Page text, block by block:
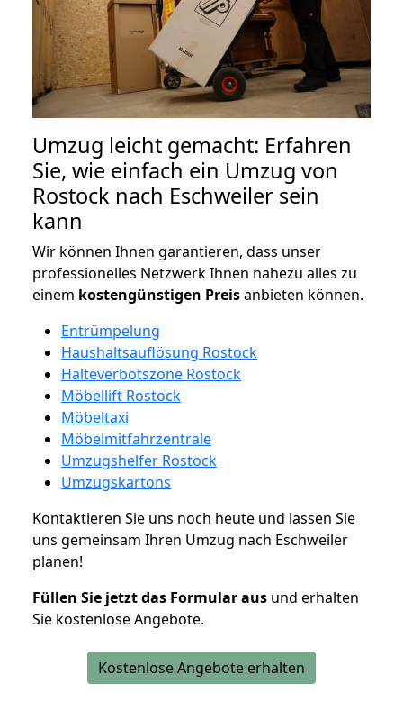
Umzug leicht gemacht: Erfahren
Sie, wie einfach ein Umzug von
Rostock nach Eschweiler sein
kann
Wir können Ihnen garantieren, dass unser
professionelles Netzwerk Ihnen nahezu alles zu
einem kostengünstigen Preisanbieten können.
Entrümpelung
Haushaltsauflösung Rostock
Halteverbotszone Rostock
Möbellift Rostock
Möbeltaxi
Möbelmitfahrzentrale
Umzugshelfer Rostock
Umzugskartons
Kontaktieren Sie uns noch heute und lassen Sie
uns gemeinsam Ihren Umzug nach Eschweiler
planen!
Füllen Sie jetzt das Formular aus und erhalten
Sie kostenlose Angebote.
Kostenlose Angebote erhalten